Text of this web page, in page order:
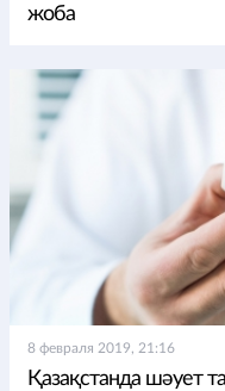
жоба
8 февраля 2019, 21:16
Қазақстанда шәует